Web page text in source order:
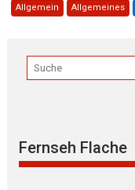
Allgemein Allgemeines
Fernseh Flache